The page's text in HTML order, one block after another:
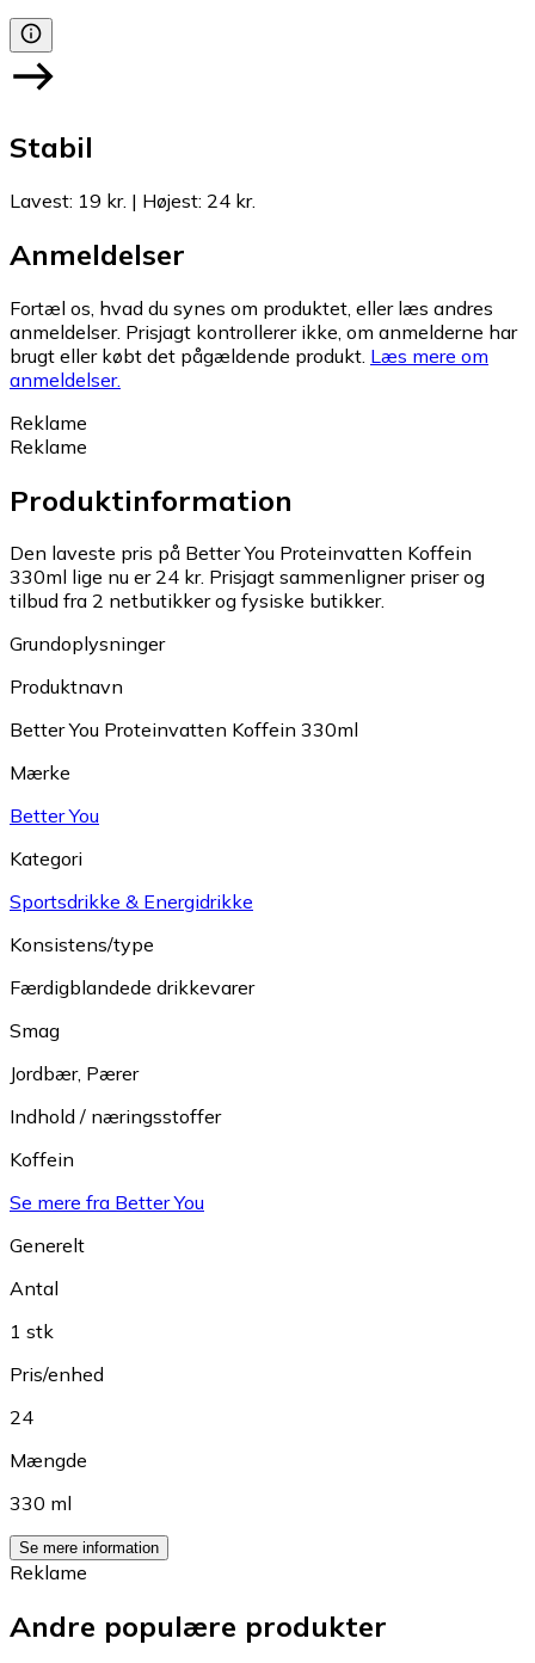
Stabil
Lavest: 19 kr. | Højest: 24 kr.
Anmeldelser
Fortæl os, hvad du synes om produktet, eller læs andres
anmeldelser. Prisjagt kontrollerer ikke, om anmelderne har
brugt eller købt det pågældende produkt. Læs mere om
anmeldelser.
Reklame
Reklame
Produktinformation
Den laveste pris på Better You Proteinvatten Koffein
330ml lige nu er 24 kr. Prisjagt sammenligner priser og
tilbud fra 2 netbutikker og fysiske butikker.
Grundoplysninger
Produktnavn
Better You Proteinvatten Koffein 330ml
Mærke
Better You
Kategori
Sportsdrikke & Energidrikke
Konsistens/type
Færdigblandede drikkevarer
Smag
Jordbær, Pærer
Indhold / næringsstoffer
Koffein
Se mere fra Better You
Generelt
Antal
1 stk
Pris/enhed
24
Mængde
330 ml
Se mere information
Reklame
Andre populære produkter